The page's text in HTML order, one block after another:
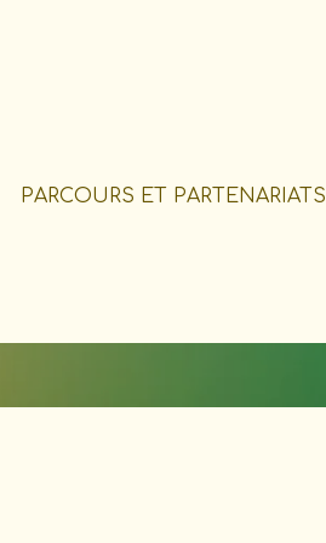
PARCOURS ET PARTENARIATS